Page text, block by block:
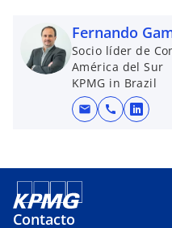
Fernando
Socio líder de
América del Sur
KPMG in Brazil
mail call
s
Contacto